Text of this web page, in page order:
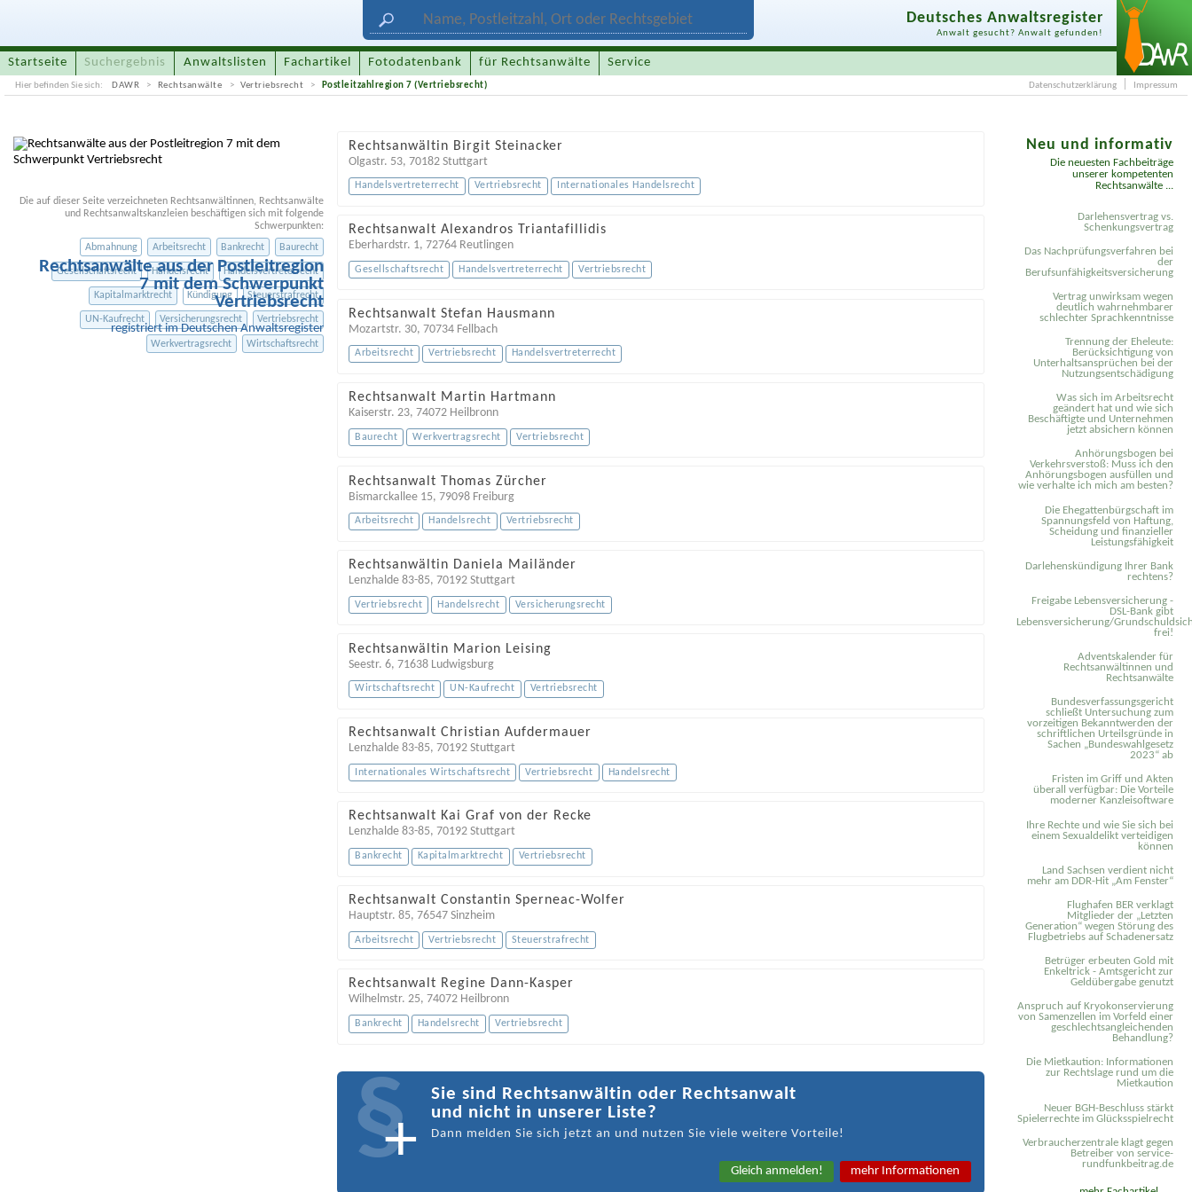
Deutsches Anwaltsregister
Anwalt gesucht? Anwalt gefunden!
Startseite Suchergebnis Anwaltslisten Fachartikel Fotodatenbank für Rechtsanwälte Service
Hier befinden Sie sich: DAWR Rechtsanwälte Vertriebsrecht Postleitzahlregion 7 (Vertriebsrecht) Datenschutzerklärung Impressum
Rechtsanwälte aus der Postleitregion
7 mit dem Schwerpunkt
Vertriebsrecht
registriert im Deutschen Anwaltsregister
Die auf dieser Seite verzeichneten Rechtsanwältinnen, Rechtsanwälte
und Rechtsanwaltskanzleien beschäftigen sich mit folgende
Schwerpunkten:
Abmahnung
Arbeitsrecht Bankrecht Baurecht
Gesellschaftsrecht Handelsrecht Handelsvertreterrecht
Kapitalmarktrecht Kündigung Steuerstrafrecht
UN-Kaufrecht Versicherungsrecht Vertriebsrecht
Werkvertragsrecht Wirtschaftsrecht
Rechtsanwältin Birgit Steinacker
Olgastr. 53,70182 Stuttgart
Handelsvertreterrecht Vertriebsrecht Internationales Handelsrecht
Rechtsanwalt Alexandros Triantafillidis
Eberhardstr. 1, 72764 Reutlingen
Gesellschaftsrecht Handelsvertreterrecht Vertriebsrecht
Rechtsanwalt Stefan Hausmann
Mozartstr. 30,70734 Fellbach
Arbeitsrecht Vertriebsrecht Handelsvertreterrecht
Rechtsanwalt Martin Hartmann
Kaiserstr. 23, 74072 Heilbronn
Baurecht Werkvertragsrecht Vertriebsrecht
Rechtsanwalt Thomas Zürcher
Bismarckallee 15,79098 Freiburg
Arbeitsrecht Handelsrecht Vertriebsrecht
Rechtsanwältin Daniela Mailänder
Lenzhalde 83-85,70192 Stuttgart
Vertriebsrecht Handelsrecht Versicherungsrecht
Rechtsanwältin Marion Leising
Seestr. 6,71638 Ludwigsburg
Wirtschaftsrecht UN-Kaufrecht Vertriebsrecht
Rechtsanwalt Christian Aufdermauer
Lenzhalde 83-85,70192 Stuttgart
Internationales Wirtschaftsrecht Vertriebsrecht Handelsrecht
Rechtsanwalt Kai Graf von der Recke
Lenzhalde 83-85, 70192 Stuttgart
Bankrecht Kapitalmarktrecht Vertriebsrecht
Rechtsanwalt Constantin Sperneac-Wolfer
Hauptstr. 85,76547 Sinzheim
Arbeitsrecht Vertriebsrecht Steuerstrafrecht
Rechtsanwalt Regine Dann-Kasper
Wilhelmstr. 25, 74072 Heilbronn
Bankrecht Handelsrecht Vertriebsrecht
Sie sind Rechtsanwältin oder Rechtsanwalt
und nicht in unserer Liste?
Dann melden Sie sich jetzt an und nutzen Sie viele weitere Vorteile!
Gleich anmelden! mehr Informationen
Neu und informativ
Die neuesten Fachbeiträge
unserer kompetenten
Rechtsanwälte ...
Darlehensvertrag vs.
Schenkungsvertrag
Das Nachprüfungsverfahren bei
der
Berufsunfähigkeitsversicherung
Vertrag unwirksam wegen
deutlich wahrnehmbarer
schlechter Sprachkenntnisse
Trennung der Eheleute:
Berücksichtigung von
Unterhaltsansprüchen bei der
Nutzungsentschädigung
Was sich im Arbeitsrecht
geändert hat und wie sich
Beschäftigte und Unternehmen
jetzt absichern können
Anhörungsbogen bei
Verkehrsverstoß: Muss ich den
Anhörungsbogen ausfüllen und
wie verhalte ich mich am besten?
Die Ehegattenbürgschaft im
Spannungsfeld von Haftung,
Scheidung und finanzieller
Leistungsfähigkeit
Darlehenskündigung Ihrer Bank
rechtens?
Freigabe Lebensversicherung -
DSL-Bank gibt
Lebensversicherung/
frei!
Adventskalender für
Rechtsanwältinnen und
Rechtsanwälte
Bundesverfassungsgericht
schließt Untersuchung zum
vorzeitigen Bekanntwerden der
schriftlichen Urteilsgründe in
Sachen „Bundeswahlgesetz
2023“ ab
Fristen im Griff und Akten
überall verfügbar: Die Vorteile
moderner Kanzleisoftware
Ihre Rechte und wie Sie sich bei
einem Sexual­delikt verteidigen
können
Land Sachsen verdient nicht
mehr am DDR-Hit „Am Fenster“
Flughafen BER verklagt
Mitglieder der „Letzten
Generation“ wegen Störung des
Flugbetriebs auf Schadenersatz
Betrüger erbeuten Gold mit
Enkeltrick - Amtsgericht zur
Geldübergabe genutzt
Anspruch auf Kryokonservierung
von Samenzellen im Vorfeld einer
geschlechtsangleichenden
Behandlung?
Die Mietkaution: Informationen
zur Rechtslage rund um die
Mietkaution
Neuer BGH-Beschluss stärkt
Spielerrechte im Glücksspielrecht
Verbraucherzentrale klagt gegen
Betreiber von service-
rundfunkbeitrag.de